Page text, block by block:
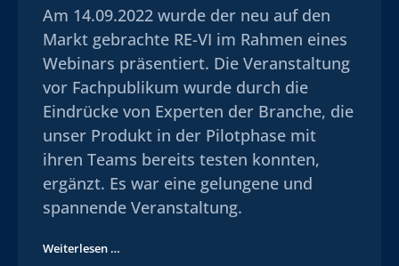
Am 14.09.2022 wurde der neu auf den
Markt gebrachte RE-VI im Rahmen eines
Webinars präsentiert. Die Veranstaltung
vor Fachpublikum wurde durch die
Eindrücke von Experten der Branche, die
unser Produkt in der Pilotphase mit
ihren Teams bereits testen konnten,
ergänzt. Es war eine gelungene und
spannende Veranstaltung.
Weiterlesen …